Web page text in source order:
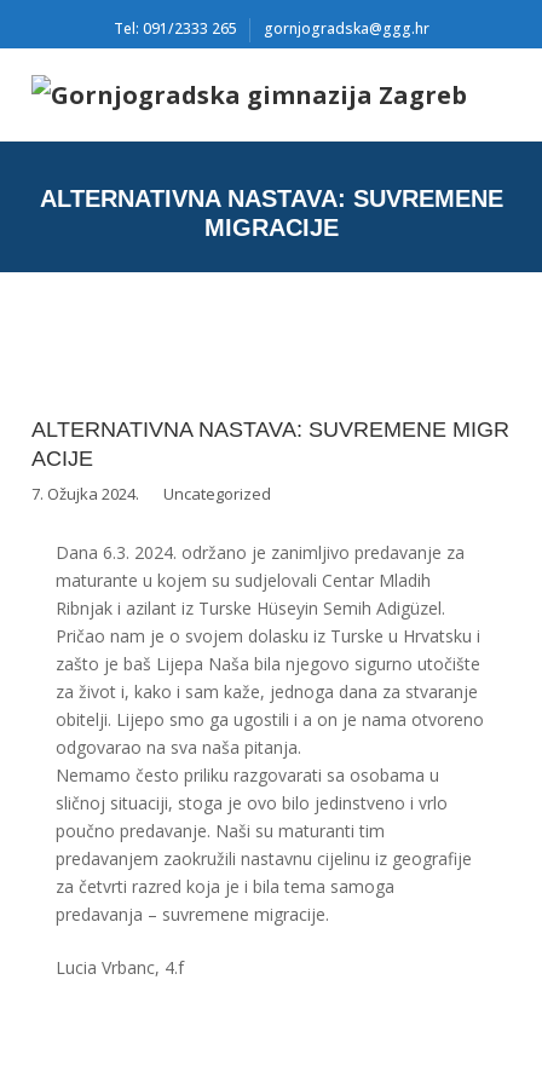
Tel: 091/2333 265 gornjogradska@ggg.hr
ALTERNATIVNA NASTAVA: SUVREMENE
MIGRACIJE
ALTERNATIVNA NASTAVA: SUVREMENE MIGR
ACIJE
7. Ožujka 2024. Uncategorized
Dana 6.3. 2024. održano je zanimljivo predavanje za
maturante u kojem su sudjelovali Centar Mladih
Ribnjak i azilant iz Turske Hüseyin Semih Adigüzel.
Pričao nam je o svojem dolasku iz Turske u Hrvatsku i
zašto je baš Lijepa Naša bila njegovo sigurno utočište
za život i, kako i sam kaže, jednoga dana za stvaranje
obitelji. Lijepo smo ga ugostili i a on je nama otvoreno
odgovarao na sva naša pitanja.
Nemamo često priliku razgovarati sa osobama u
sličnoj situaciji, stoga je ovo bilo jedinstveno i vrlo
poučno predavanje. Naši su maturanti tim
predavanjem zaokružili nastavnu cijelinu iz geografije
za četvrti razred koja je i bila tema samoga
predavanja – suvremene migracije.
Lucia Vrbanc, 4.f